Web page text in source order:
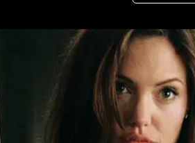
para as áreas afetadas.
temporário começaram a ser
residências.
dos Estados Unidos